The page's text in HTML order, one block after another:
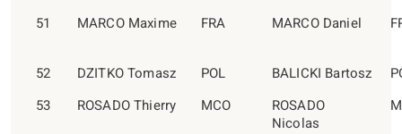
51 MARCO Maxime FRA MARCO Daniel
52 DZITKO Tomasz POL BALICKI Bartosz
53
ROSADO Thierry MCO
ROSADO
Nicolas